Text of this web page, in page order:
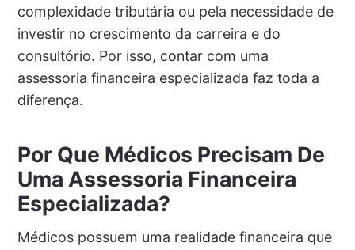
complexidade tributária ou pela necessidade de
investir no crescimento da carreira e do
consultório. Por isso, contar com uma
assessoria financeira especializada faz toda a
diferença.
Por Que Médicos Precisam De
Uma Assessoria Financeira
Especializada?
Médicos possuem uma realidade financeira que